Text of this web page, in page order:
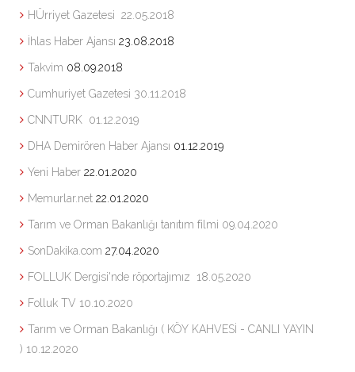
HÜrriyet Gazetesi 22.05.2018
İhlas Haber Ajansı 23.08.2018
Takvim 08.09.2018
Cumhuriyet Gazetesi 30.11.2018
CNNTURK 01.12.2019
DHA Demirören Haber Ajansı 01.12.2019
Yeni Haber 22.01.2020
Memurlar.net 22.01.2020
Tarım ve Orman Bakanlığı tanıtım filmi 09.04.2020
SonDakika.com 27.04.2020
FOLLUK Dergisi'nde röportajımız 18.05.2020
Folluk TV 10.10.2020
Tarım ve Orman Bakanlığı ( KÖY KAHVESİ - CANLI YAYIN
) 10.12.2020